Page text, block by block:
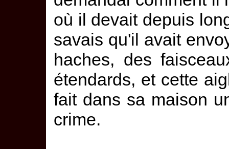
où il devait depuis
savais qu'il avait
haches, des
étendards, et cette
fait dans sa maison
crime.